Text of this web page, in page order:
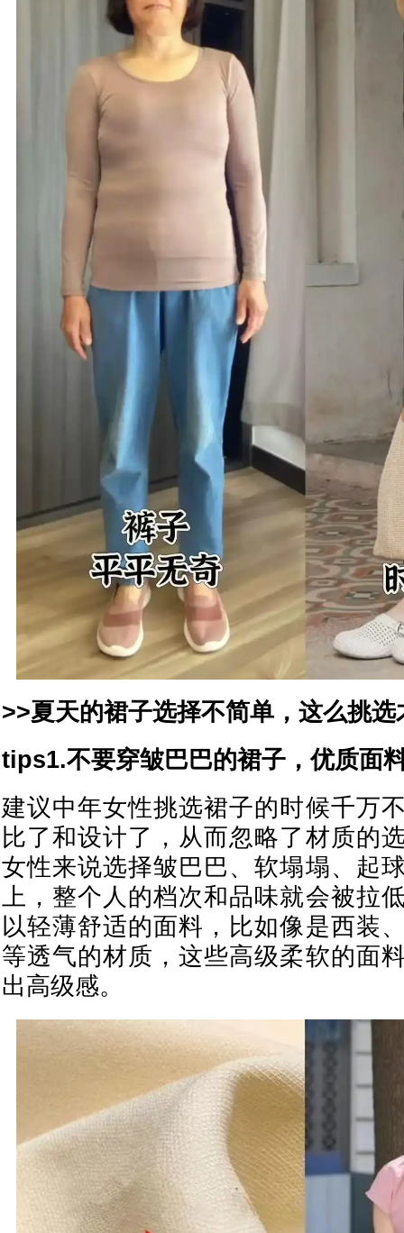
>>夏天的裙子选择不简单，这么挑选
tips1.不要穿皱巴巴的裙子，优质面
建议中年女性挑选裙子的时候千万
比了和设计了，从而忽略了材质的
女性来说选择皱巴巴、软塌塌、起
上，整个人的档次和品味就会被拉
以轻薄舒适的面料，比如像是西装
等透气的材质，这些高级柔软的面
出高级感。